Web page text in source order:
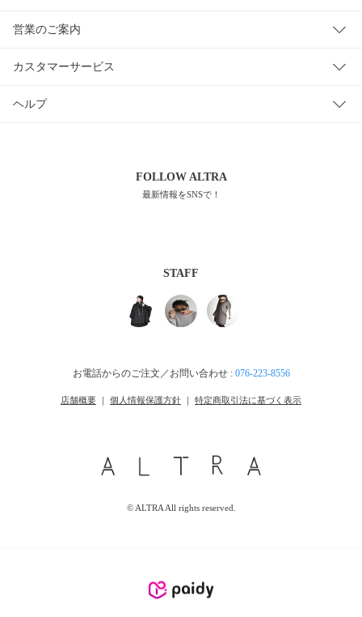
営業のご案内
カスタマーサービス
ヘルプ
FOLLOWALTRA
最新情報をSNSで！
STAFF
お電話からのご注文／お問い合わせ : 076-223-8556
店舗概要 ｜ 個人情報保護方針 ｜ 特定商取引法に基づく表示
© ALTRA All rights reserved.